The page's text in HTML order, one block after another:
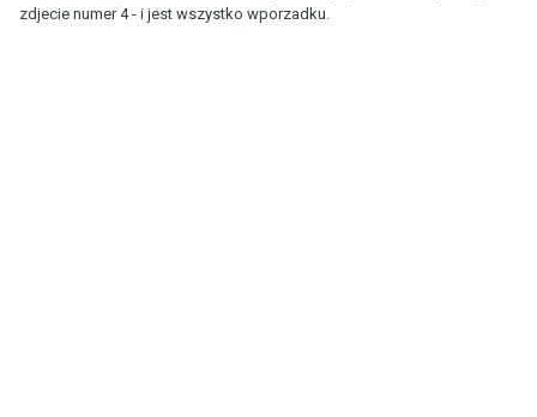
zdjecie numer 4 - i jest wszystko wporzadku.